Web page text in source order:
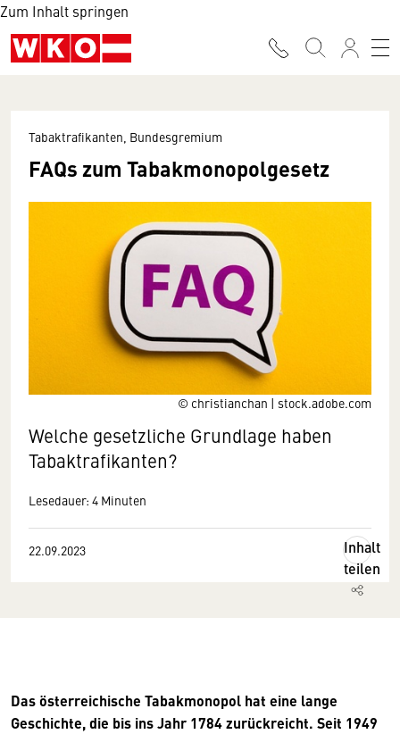
Zum Inhalt springen
© christianchan | stock.adobe.com
Tabaktrafikanten, Bundesgremium
FAQs zum Tabakmonopolgesetz
Welche gesetzliche Grundlage haben
Tabaktrafikanten?
Lesedauer: 4 Minuten
22.09.2023
Inhalt
teilen
Das österreichische Tabakmonopol hat eine lange
Geschichte, die bis ins Jahr 1784 zurückreicht. Seit 1949